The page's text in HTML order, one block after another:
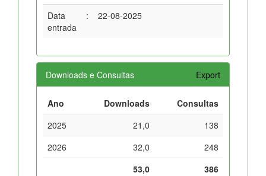
Data
entrada
: 22-08-2025
Downloads e Consultas Export
Ano Downloads
Consultas
2025
21,0
138
2026
32,0
248
53,0
386